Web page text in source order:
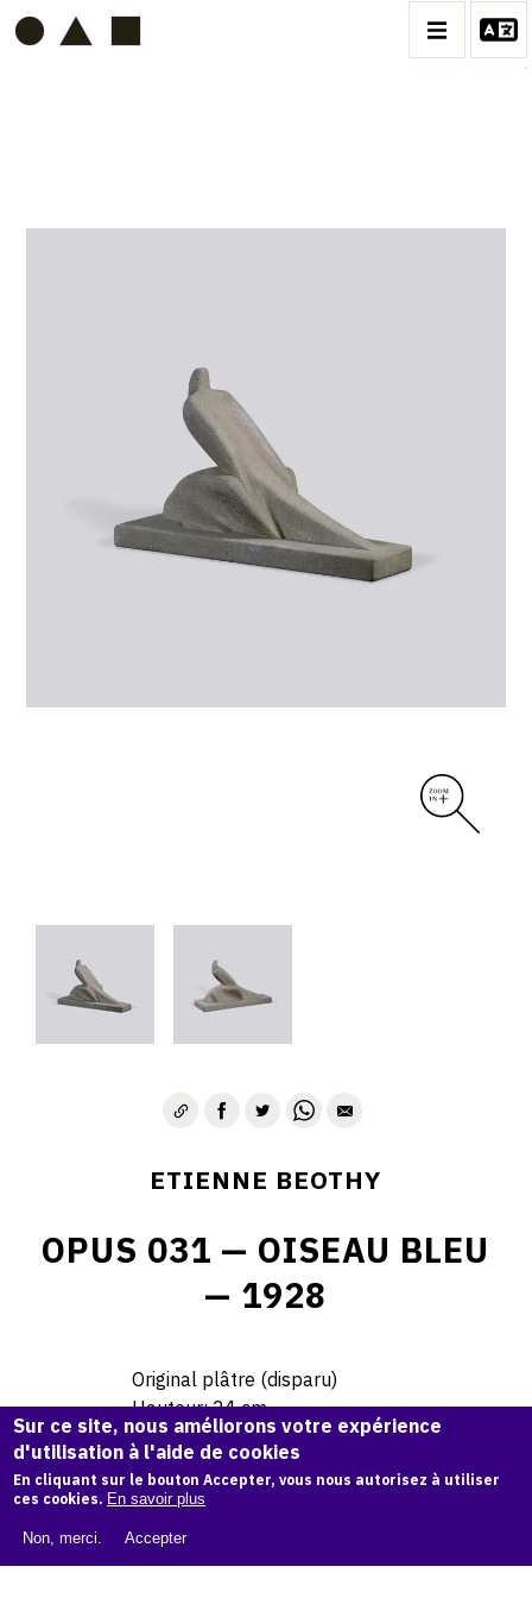
VOL. 1 - LES SCULPTURES
CONTACT
ETIENNE BEOTHY
OPUS 031 — OISEAU BLEU
— 1928
Original plâtre (disparu)
Hauteur: 24 cm
Longueur: 45 cm
1 Exemplaire Pierre Artificielle
Sur ce site, nous améliorons votre expérience
d'utilisation à l'aide de cookies
En cliquant sur le bouton Accepter, vous nous autorisez à utiliser
ces cookies. En savoir plus
Non, merci. Accepter